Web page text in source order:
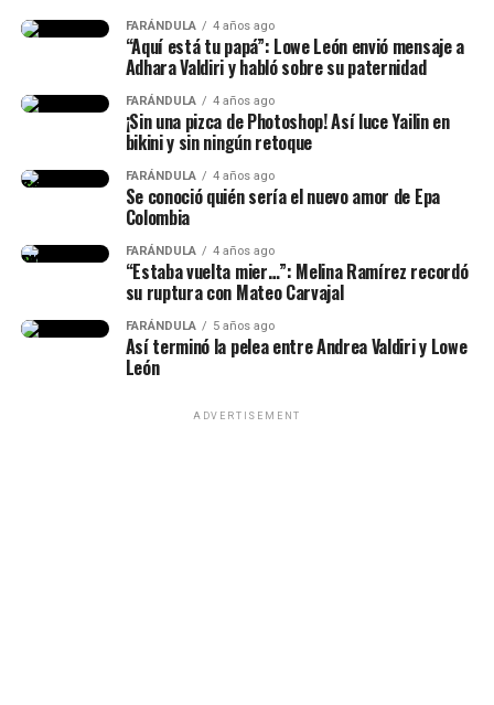
“la diosa de la sabiduría, la estrategia y la gu3rr4
. Durante gran parte de la historia protege a
una de sus principales aliadas.
Prisoners (2013)
Gone Girl (2014)
Lee ttambién: ¡Esta vez por temas de dinero! Así
FARÁNDULA 4 años ago
“Aquí está tu papá”: Lowe León envió mensaje a
Adhara Valdiri y habló sobre su paternidad
FARÁNDULA 4 años ago
¡Sin una pizca de Photoshop! Así luce Yailin en
bikini y sin ningún retoque
FARÁNDULA 4 años ago
Se conoció quién sería el nuevo amor de Epa
Colombia
FARÁNDULA 4 años ago
“Estaba vuelta mier…”: Melina Ramírez recordó
su ruptura con Mateo Carvajal
FARÁNDULA 5 años ago
Así terminó la pelea entre Andrea Valdiri y Lowe
León
ADVERTISEMENT